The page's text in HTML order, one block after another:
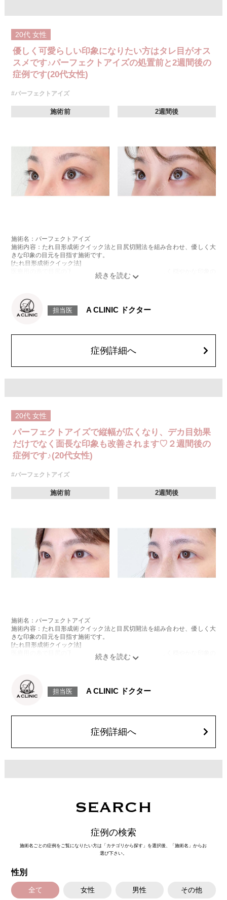
20代 女性
優しく可愛らしい印象になりたい方はタレ目がオス
スメです♪パーフェクトアイズの処置前と2週間後の
症例です(20代女性)
#パーフェクトアイズ
施術前 2週間後
施術名：パーフェクトアイズ
施術内容：たれ目形成術クイック法と目尻切開法を組み合わせ、優しく大
きな印象の目元を目指す施術です。
[たれ目形成術クイック法]
医療用の糸で目尻の下側を軽く引き下げることで、優しく穏やかな印象の
なり、目の横幅を大きく見せる施術です。
施術時間：約30分程
後一時的に生じることがございます。また、稀に細菌感染症、左右差、後
戻り、目尻のラインに段差が生じる、睫毛が切れたり抜ける、結膜腫脹な
どが生じることがございます。
オプション：笑気麻酔 3,300円(税込)
担当医 A CLINIC ドクター
症例詳細へ
20代 女性
パーフェクトアイズで縦幅が広くなり、デカ目効果
だけでなく面長な印象も改善されます♡２週間後の
症例です♪(20代女性)
#パーフェクトアイズ
施術前 2週間後
施術名：パーフェクトアイズ
施術内容：たれ目形成術クイック法と目尻切開法を組み合わせ、優しく大
きな印象の目元を目指す施術です。
[たれ目形成術クイック法]
医療用の糸で目尻の下側を軽く引き下げることで、優しく穏やかな印象の
なり、目の横幅を大きく見せる施術です。
施術時間：約30分程
後一時的に生じることがございます。また、稀に細菌感染症、左右差、後
戻り、目尻のラインに段差が生じる、睫毛が切れたり抜ける、結膜腫脹な
どが生じることがございます。
オプション：笑気麻酔 3,300円(税込)
担当医 A CLINIC ドクター
症例詳細へ
SEARCH
症例の検索
施術名ごとの症例をご覧になりたい方は「カテゴリから探す」を選択後、「施術名」からお
選び下さい。
性別
全て 女性 男性 その他